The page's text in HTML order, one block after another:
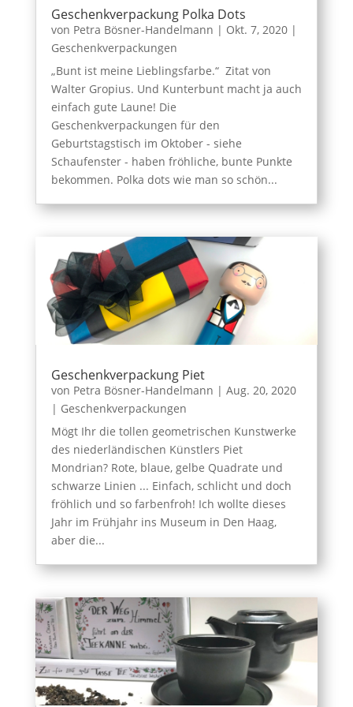
Geschenkverpackung Polka Dots
von Petra Bösner-Handelmann | Okt. 7, 2020|
Geschenkverpackungen
„Bunt ist meine Lieblingsfarbe.“ Zitat von
Walter Gropius. Und Kunterbunt macht ja auch
einfach gute Laune! Die
Geschenkverpackungen für den
Geburtstagstisch im Oktober - siehe
Schaufenster - haben fröhliche, bunte Punkte
bekommen. Polka dots wie man so schön...
Geschenkverpackung Piet
von Petra Bösner-Handelmann | Aug. 20, 2020
| Geschenkverpackungen
Mögt Ihr die tollen geometrischen Kunstwerke
des niederländischen Künstlers Piet
Mondrian? Rote, blaue, gelbe Quadrate und
schwarze Linien ... Einfach, schlicht und doch
fröhlich und so farbenfroh! Ich wollte dieses
Jahr im Frühjahr ins Museum in Den Haag,
aber die...